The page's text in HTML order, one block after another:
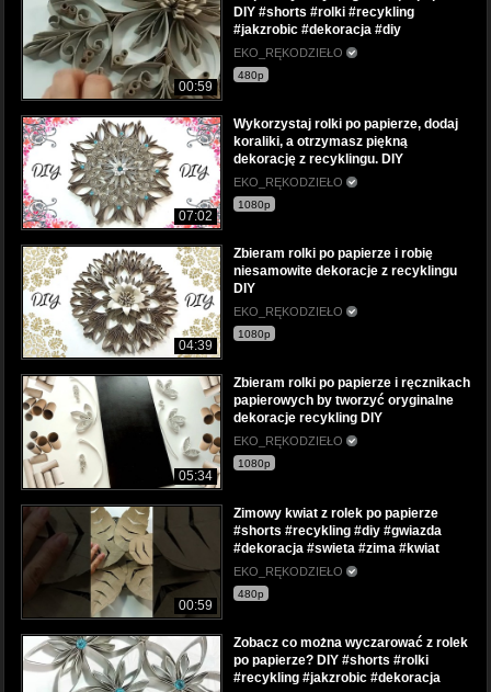
00:59
DIY #shorts #rolki #recykling
#jakzrobic #dekoracja #diy
EKO_RĘKODZIEŁO
480p
07:02
Wykorzystaj rolki po papierze, dodaj
koraliki, a otrzymasz piękną
dekorację z recyklingu. DIY
EKO_RĘKODZIEŁO
1080p
04:39
Zbieram rolki po papierze i robię
niesamowite dekoracje z recyklingu
DIY
EKO_RĘKODZIEŁO
1080p
05:34
Zbieram rolki po papierze i ręcznikach
papierowych by tworzyć oryginalne
dekoracje recykling DIY
EKO_RĘKODZIEŁO
1080p
00:59
Zimowy kwiat z rolek po papierze
#shorts #recykling #diy #gwiazda
#dekoracja #swieta #zima #kwiat
EKO_RĘKODZIEŁO
480p
Zobacz co można wyczarować z rolek
po papierze? DIY #shorts #rolki
#recykling #jakzrobic #dekoracja